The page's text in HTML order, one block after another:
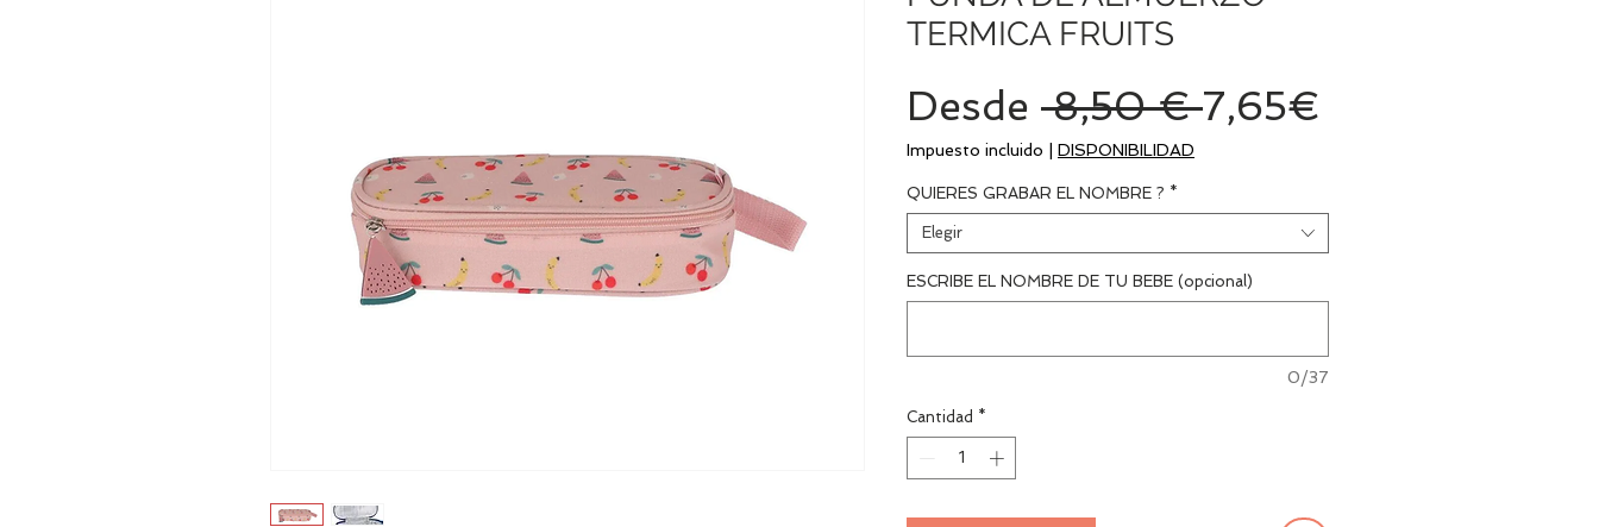
TERMICA FRUITS
Desde 8,50 € Precio
7,65€
oferta
Impuesto incluido DISPONIBILIDAD
QUIERES GRABAR EL NOMBRE ? *
Elegir
ESCRIBE EL NOMBRE DE TU BEBE (opcional)
0/37
Cantidad *